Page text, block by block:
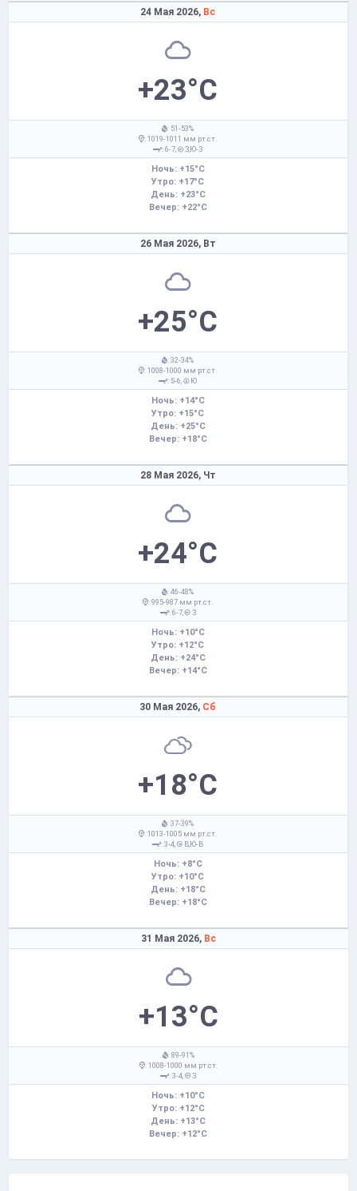
24 Мая 2026, Вс
+23°C
: 51-53%
: 1019-1011 мм рт.ст.
: 6-7,
З,Ю-З
Ночь: +15°C
Утро: +17°C
День: +23°C
Вечер: +22°C
26 Мая 2026, Вт
+25°C
: 32-34%
: 1008-1000 мм рт.ст.
: 5-6,
Ю
Ночь: +14°C
Утро: +15°C
День: +25°C
Вечер: +18°C
28 Мая 2026, Чт
+24°C
: 46-48%
: 995-987 мм рт.ст.
: 6-7,
З
Ночь: +10°C
Утро: +12°C
День: +24°C
Вечер: +14°C
30 Мая 2026, Сб
+18°C
: 37-39%
: 1013-1005 мм рт.ст.
: 3-4,
В,Ю-В
Ночь: +8°C
Утро: +10°C
День: +18°C
Вечер: +18°C
31 Мая 2026, Вс
+13°C
: 89-91%
: 1008-1000 мм рт.ст.
: 3-4,
З
Ночь: +10°C
Утро: +12°C
День: +13°C
Вечер: +12°C